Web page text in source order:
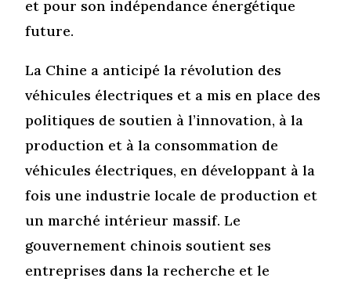
et pour son indépendance énergétique
future.
La Chine a anticipé la révolution des
véhicules électriques et a mis en place des
politiques de soutien à l’innovation, à la
production et à la consommation de
véhicules électriques, en développant à la
fois une industrie locale de production et
un marché intérieur massif. Le
gouvernement chinois soutient ses
entreprises dans la recherche et le